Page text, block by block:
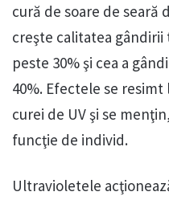
cură de soare de seară
creşte calitatea
peste 30% şi cea a
40%. Efectele se
curei de UV şi se
funcţie de individ.
Ultravioletele